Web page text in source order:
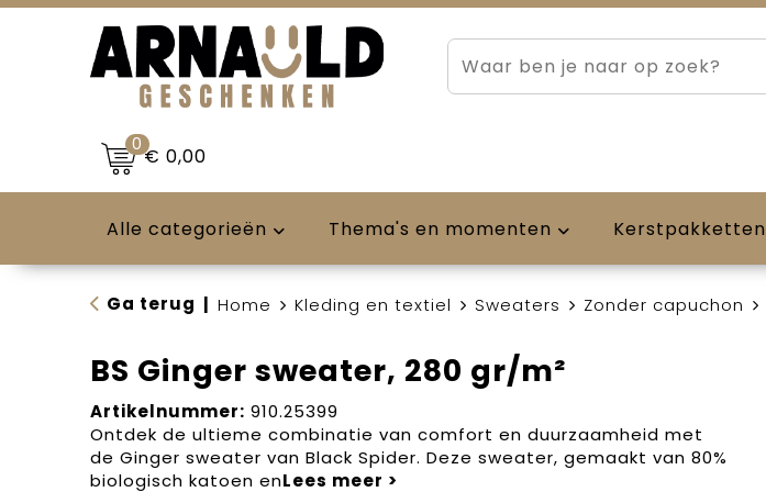
0€ 0,00
Alle categorieën Thema's en momenten Kerstpakketten
Ga terug Home Kleding en textiel Sweaters Zonder capuchon
BS Ginger sweater, 280 gr/m²
Artikelnummer: 910.25399
Ontdek de ultieme combinatie van comfort en duurzaamheid met
de Ginger sweater van Black Spider. Deze sweater, gemaakt van 80%
biologisch katoen en